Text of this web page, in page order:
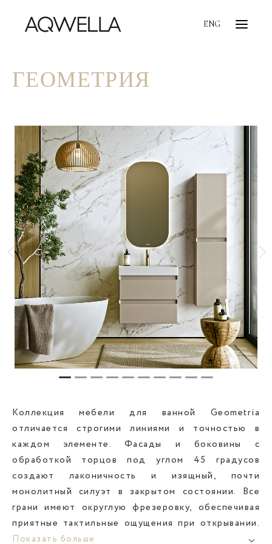
ENG
ГЕОМЕТРИЯ
Коллекция мебели для ванной Geometria
отличается строгими линиями и точностью в
каждом элементе. Фасады и боковины с
обработкой торцов под углом 45 градусов
создают лаконичность и изящный, почти
монолитный силуэт в закрытом состоянии. Все
грани имеют округлую фрезеровку, обеспечивая
приятные тактильные ощущения при открывании.
Есть конфигурации с одним или двумя ящиками.
Показать больше